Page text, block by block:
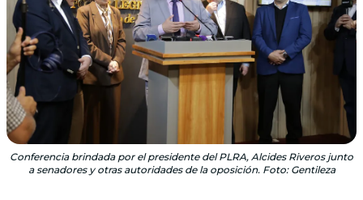
Conferencia brindada por el presidente del PLRA, Alcides Riveros junto
a senadores y otras autoridades de la oposición. Foto: Gentileza